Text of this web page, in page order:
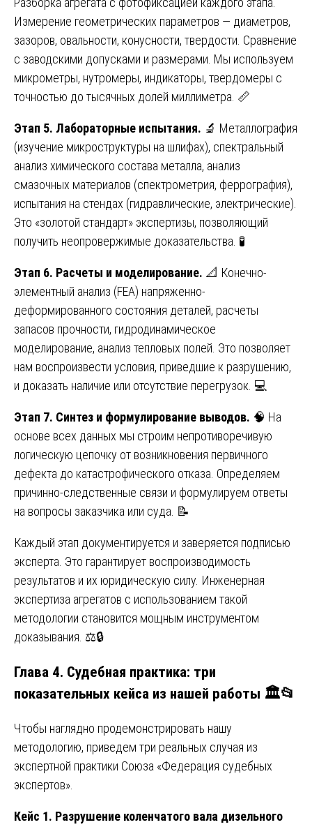
Измерение геометрических параметров — диаметров,
зазоров, овальности, конусности, твердости. Сравнение
с заводскими допусками и размерами. Мы используем
микрометры, нутромеры, индикаторы, твердомеры с
точностью до тысячных долей миллиметра. 📏
Этап 5. Лабораторные испытания. 🔬 Металлография
(изучение микроструктуры на шлифах), спектральный
анализ химического состава металла, анализ
смазочных материалов (спектрометрия, феррография),
испытания на стендах (гидравлические, электрические).
Это «золотой стандарт» экспертизы, позволяющий
получить неопровержимые доказательства. 🧪
Этап 6. Расчеты и моделирование. 📐 Конечно-
элементный анализ (FEA) напряженно-
деформированного состояния деталей, расчеты
запасов прочности, гидродинамическое
моделирование, анализ тепловых полей. Это позволяет
нам воспроизвести условия, приведшие к разрушению,
и доказать наличие или отсутствие перегрузок. 💻
Этап 7. Синтез и формулирование выводов. 🧠 На
основе всех данных мы строим непротиворечивую
логическую цепочку от возникновения первичного
дефекта до катастрофического отказа. Определяем
причинно-следственные связи и формулируем ответы
на вопросы заказчика или суда. 📝
Каждый этап документируется и заверяется подписью
эксперта. Это гарантирует воспроизводимость
результатов и их юридическую силу. Инженерная
экспертиза агрегатов с использованием такой
методологии становится мощным инструментом
доказывания. ⚖️🔒
Глава 4. Судебная практика: три
показательных кейса из нашей работы 🏛️📂
Чтобы наглядно продемонстрировать нашу
методологию, приведем три реальных случая из
экспертной практики Союза «Федерация судебных
экспертов».
Кейс 1. Разрушение коленчатого вала дизельного